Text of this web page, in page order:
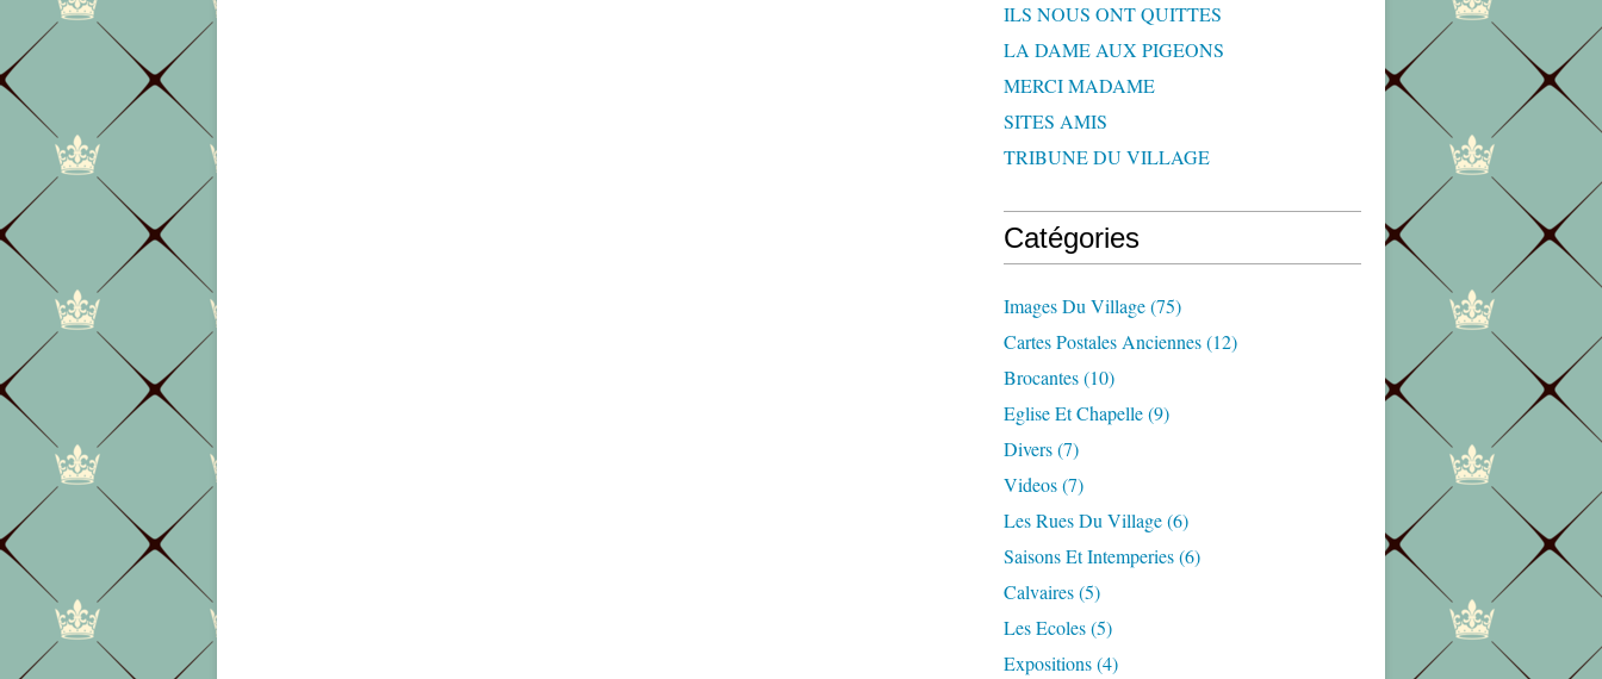
ILS NOUS ONT QUITTES
LA DAME AUX PIGEONS
MERCI MADAME
SITES AMIS
TRIBUNE DU VILLAGE
Catégories
Images Du Village(75)
Cartes Postales Anciennes(12)
Brocantes(10)
Eglise Et Chapelle(9)
Divers(7)
Videos(7)
Les Rues Du Village(6)
Saisons Et Intemperies(6)
Calvaires(5)
Les Ecoles(5)
Expositions(4)